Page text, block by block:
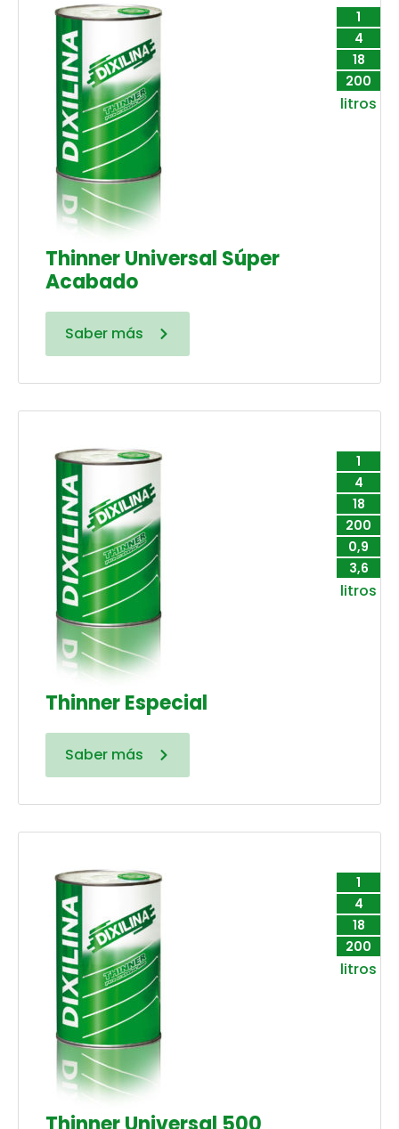
1
4
18
200
litros
Thinner Universal Súper
Acabado
Saber más
1
4
18
200
0,9
3,6
litros
Thinner Especial
Saber más
1
4
18
200
litros